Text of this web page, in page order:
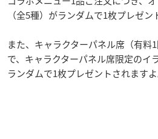
（全5種）がランダムで1枚プレゼン
また、キャラクターパネル席（有料
で、キャラクターパネル席限定のイ
ランダムで1枚プレゼントされますよ